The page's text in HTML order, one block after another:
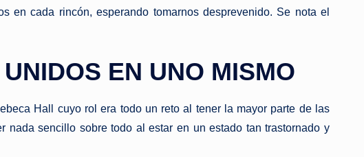
en cada rincón, esperando tomarnos desprevenido. Se nota el
EN UNO MISMO
Hall cuyo rol era todo un reto al tener la mayor parte de las
sencillo sobre todo al estar en un estado tan trastornado y